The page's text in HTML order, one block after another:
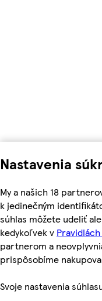
Nastavenia
My a našich 18
k jedinečným
súhlas môžete udeliť
kedykoľvek v
partnerom a
prispôsobíme
Svoje nastavenia